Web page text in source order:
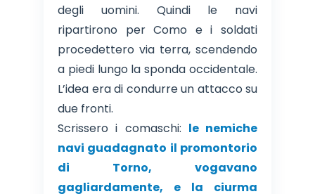
degli uomini. Quindi le navi
ripartirono per Como e i soldati
procedettero via terra, scendendo
a piedi lungo la sponda occidentale.
L’idea era di condurre un attacco su
due fronti.
Scrissero i comaschi: le nemiche
navi guadagnato il promontorio
di Torno, vogavano
gagliardamente, e la ciurma